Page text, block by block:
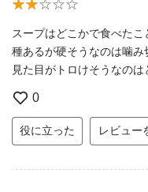
スープはどこかで食べた
種あるが硬そうなのは噛
見た目がトロけそうなのは
0
役に立った レビュー